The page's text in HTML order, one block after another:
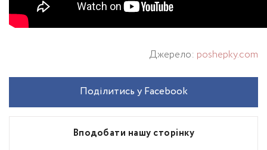
Джерело: poshepky.com
Вподобати нашу сторінку
Поділитись у Facebook